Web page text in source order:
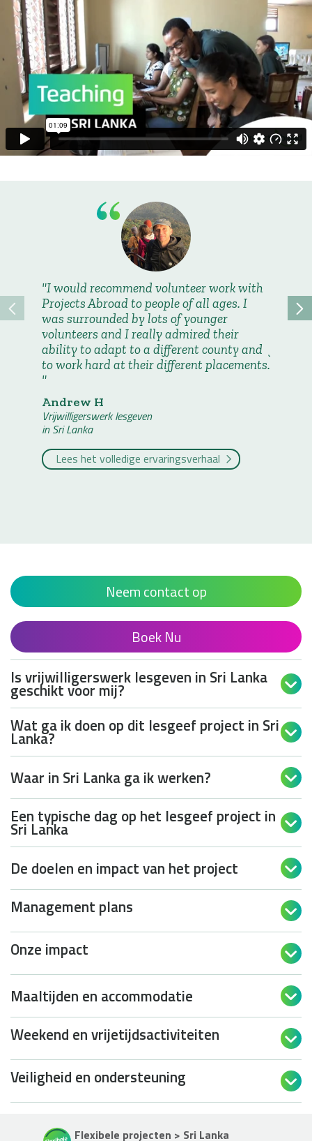
I would recommend volunteer work with
Projects Abroad to people of all ages. I
was surrounded by lots of younger
volunteers and I really admired their
ability to adapt to a different county and
to work hard at their different placements.
Andrew H
Vrijwilligerswerk lesgeven
in Sri Lanka
Lees het volledige ervaringsverhaal
them
Neem contact op
Boek Nu
Is vrijwilligerswerk lesgeven in Sri Lanka
geschikt voor mij? 
Wat ga ik doen op dit lesgeef project in Sri
Lanka? 
Waar in Sri Lanka ga ik werken? 
Een typische dag op het lesgeef project in
Sri Lanka 
De doelen en impact van het project 
Management plans 
Onze impact 
Maaltijden en accommodatie 
Weekend en vrijetijdsactiviteiten 
Veiligheid en ondersteuning 
Flexibele projecten > Sri Lanka